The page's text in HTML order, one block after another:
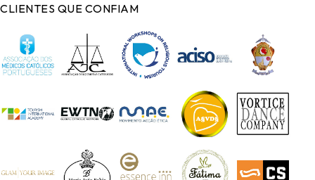
CLIENTES QUE CONFIAM